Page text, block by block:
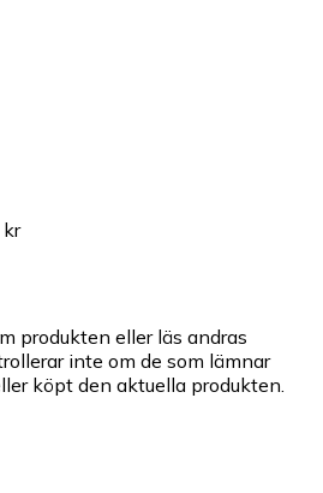
produkten eller läs andras
inte om de som lämnar
köpt den aktuella produkten.